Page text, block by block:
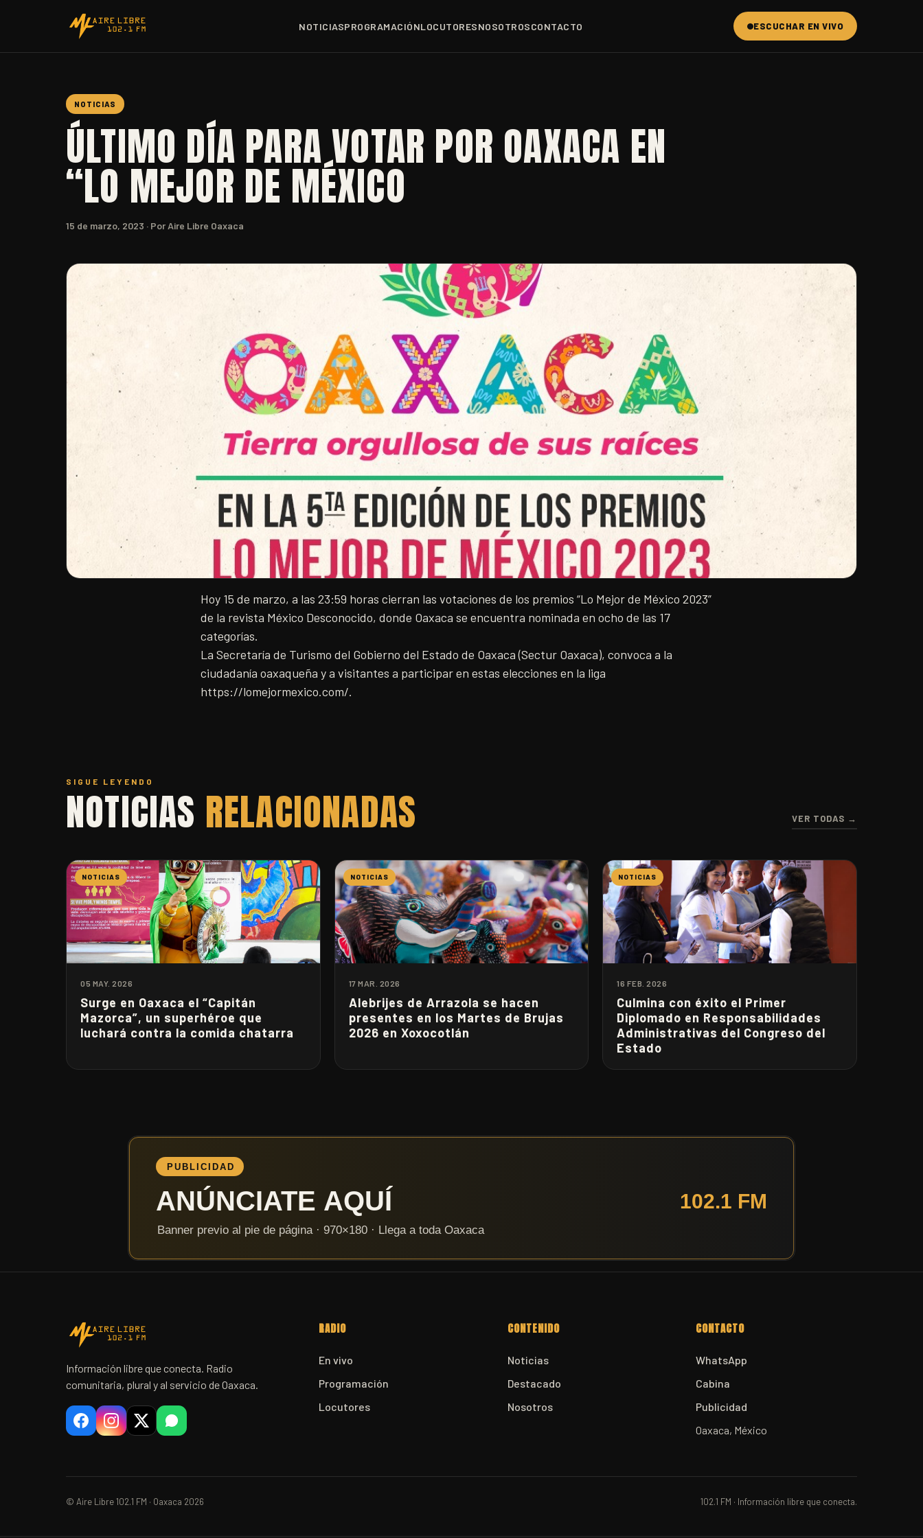
NOTICIASPROGRAMACIÓNLOCUTORESNOSOTROSCONTACTO ESCUCHAR EN VIVO
NOTICIAS
ÚLTIMO DÍA PARA VOTAR POR OAXACA EN
“LO MEJOR DE MÉXICO
15 de marzo, 2023 · Por Aire Libre Oaxaca
Hoy 15 de marzo, a las 23:59 horas cierran las votaciones de los premios “Lo Mejor de México 2023”
de la revista México Desconocido, donde Oaxaca se encuentra nominada en ocho de las 17
categorías.
La Secretaría de Turismo del Gobierno del Estado de Oaxaca (Sectur Oaxaca), convoca a la
ciudadanía oaxaqueña y a visitantes a participar en estas elecciones en la liga
https://lomejormexico.com/.
SIGUE LEYENDO
NOTICIAS RELACIONADAS VER TODAS →
NOTICIAS
05 MAY. 2026
Surge en Oaxaca el “Capitán
Mazorca”, un superhéroe que
luchará contra la comida chatarra
NOTICIAS
17 MAR. 2026
Alebrijes de Arrazola se hacen
presentes en los Martes de Brujas
2026 en Xoxocotlán
NOTICIAS
16 FEB. 2026
Culmina con éxito el Primer
Diplomado en Responsabilidades
Administrativas del Congreso del
Estado
Información libre que conecta. Radio
comunitaria, plural y al servicio de Oaxaca.
RADIO
En vivo
Programación
Locutores
CONTENIDO
Noticias
Destacado
Nosotros
CONTACTO
WhatsApp
Cabina
Publicidad
Oaxaca, México
© Aire Libre 102.1 FM · Oaxaca 2026 102.1 FM · Información libre que conecta.